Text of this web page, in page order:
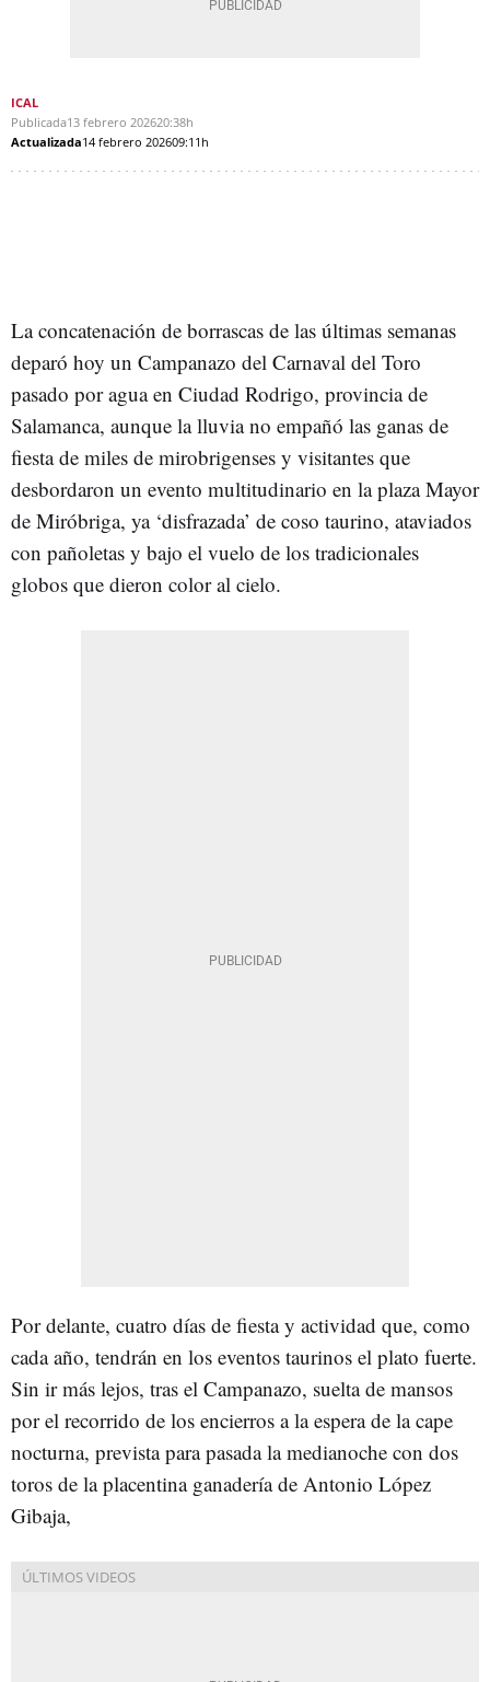
ICAL
Publicada13 febrero 202620:38h
Actualizada14 febrero 202609:11h
La concatenación de borrascas de las últimas semanas
deparó hoy un Campanazo del Carnaval del Toro
pasado por agua en Ciudad Rodrigo, provincia de
Salamanca, aunque la lluvia no empañó las ganas de
fiesta de miles de mirobrigenses y visitantes que
desbordaron un evento multitudinario en la plaza Mayor
de Miróbriga, ya ‘disfrazada’ de coso taurino, ataviados
con pañoletas y bajo el vuelo de los tradicionales
globos que dieron color al cielo.
Por delante, cuatro días de fiesta y actividad que, como
cada año, tendrán en los eventos taurinos el plato fuerte.
Sin ir más lejos, tras el Campanazo, suelta de mansos
por el recorrido de los encierros a la espera de la cape
nocturna, prevista para pasada la medianoche con dos
toros de la placentina ganadería de Antonio López
Gibaja,